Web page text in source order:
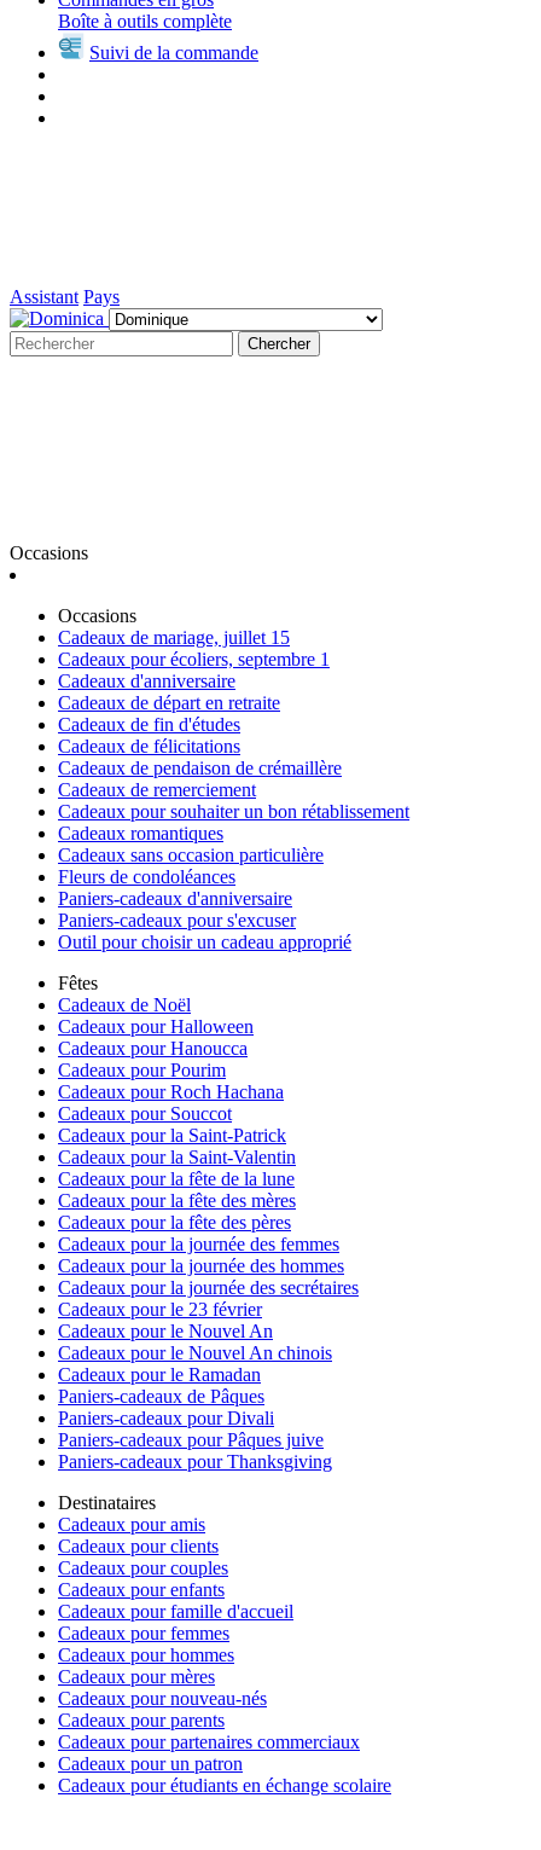
Boîte à outils complète
Suivi de la commande
Assistant Pays
Chercher
Occasions
Occasions
Cadeaux de mariage, juillet 15
Cadeaux pour écoliers, septembre 1
Cadeaux d'anniversaire
Cadeaux de départ en retraite
Cadeaux de fin d'études
Cadeaux de félicitations
Cadeaux de pendaison de crémaillère
Cadeaux de remerciement
Cadeaux pour souhaiter un bon rétablissement
Cadeaux romantiques
Cadeaux sans occasion particulière
Fleurs de condoléances
Paniers-cadeaux d'anniversaire
Paniers-cadeaux pour s'excuser
Outil pour choisir un cadeau approprié
Fêtes
Cadeaux de Noël
Cadeaux pour Halloween
Cadeaux pour Hanoucca
Cadeaux pour Pourim
Cadeaux pour Roch Hachana
Cadeaux pour Souccot
Cadeaux pour la Saint-Patrick
Cadeaux pour la Saint-Valentin
Cadeaux pour la fête de la lune
Cadeaux pour la fête des mères
Cadeaux pour la fête des pères
Cadeaux pour la journée des femmes
Cadeaux pour la journée des hommes
Cadeaux pour la journée des secrétaires
Cadeaux pour le 23 février
Cadeaux pour le Nouvel An
Cadeaux pour le Nouvel An chinois
Cadeaux pour le Ramadan
Paniers-cadeaux de Pâques
Paniers-cadeaux pour Divali
Paniers-cadeaux pour Pâques juive
Paniers-cadeaux pour Thanksgiving
Destinataires
Cadeaux pour amis
Cadeaux pour clients
Cadeaux pour couples
Cadeaux pour enfants
Cadeaux pour famille d'accueil
Cadeaux pour femmes
Cadeaux pour hommes
Cadeaux pour mères
Cadeaux pour nouveau-nés
Cadeaux pour parents
Cadeaux pour partenaires commerciaux
Cadeaux pour un patron
Cadeaux pour étudiants en échange scolaire